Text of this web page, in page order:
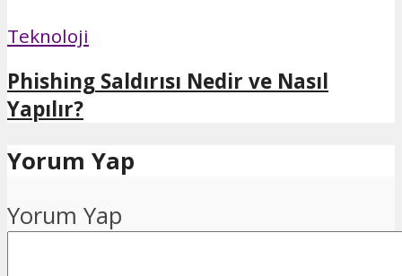
Teknoloji
Phishing Saldırısı Nedir ve Nasıl
Yapılır?
Yorum Yap
Yorum Yap